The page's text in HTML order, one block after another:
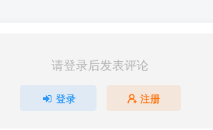
请登录后发表评论
登录 注册